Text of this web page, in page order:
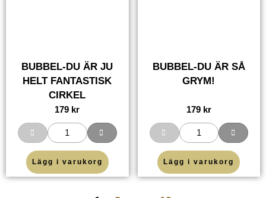
BUBBEL-DU ÄR JU
HELT FANTASTISK
CIRKEL
179 kr
Lägg i varukorg
BUBBEL-DU ÄR SÅ
GRYM!
179 kr
Lägg i varukorg